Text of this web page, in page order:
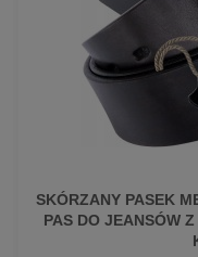
SKÓRZANY PASEK
PAS DO JEANSÓW